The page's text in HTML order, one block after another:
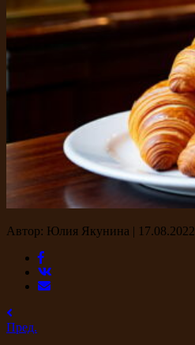
Автор: Юлия Якунина | 17.08.2022
Пред.